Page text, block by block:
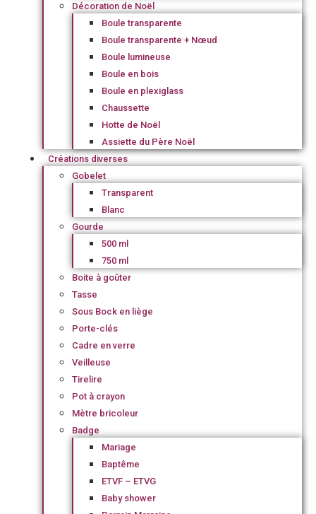
Décoration de Noël
Boule transparente
Boule transparente + Nœud
Boule lumineuse
Boule en bois
Boule en plexiglass
Chaussette
Hotte de Noël
Assiette du Père Noël
Créations diverses
Gobelet
Transparent
Blanc
Gourde
500 ml
750 ml
Boite à goûter
Tasse
Sous Bock en liège
Porte-clés
Cadre en verre
Veilleuse
Tirelire
Pot à crayon
Mètre bricoleur
Badge
Mariage
Baptême
ETVF – ETVG
Baby shower